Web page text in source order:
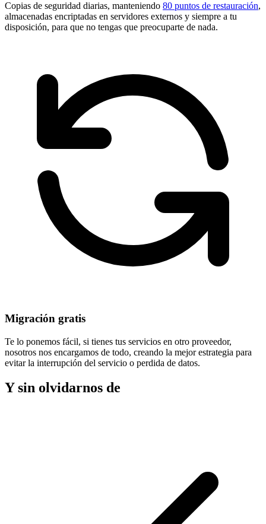
Copias de seguridad diarias, manteniendo 80 puntos de restauración,
almacenadas encriptadas en servidores externos y siempre a tu
disposición, para que no tengas que preocuparte de nada.
Migración gratis
Te lo ponemos fácil, si tienes tus servicios en otro proveedor,
nosotros nos encargamos de todo, creando la mejor estrategia para
evitar la interrupción del servicio o perdida de datos.
Y sin olvidarnos de